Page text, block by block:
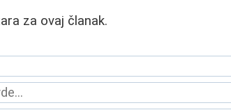
za ovaj članak.